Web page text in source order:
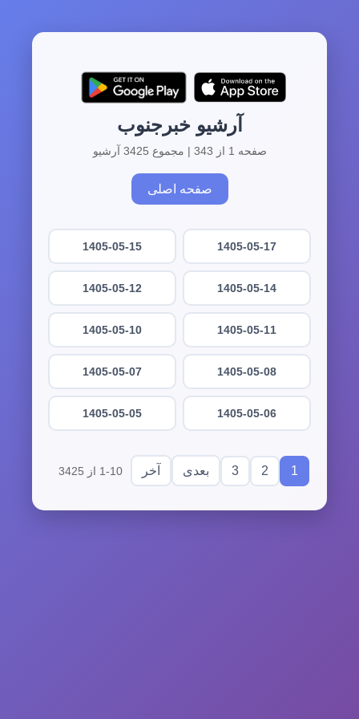
آرشیو خبرجنوب
صفحه 1 از 343 | مجموع 3425 آرشیو
صفحه اصلی
1405-05-17
1405-05-15
1405-05-14
1405-05-12
1405-05-11
1405-05-10
1405-05-08
1405-05-07
1405-05-06
1405-05-05
1
2
3 بعدی آخر 1-10 از 3425